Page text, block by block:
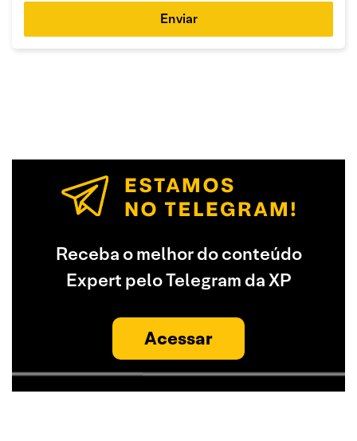
Enviar
Receba o melhor do conteúdo
Expert pelo Telegram da XP
Acessar